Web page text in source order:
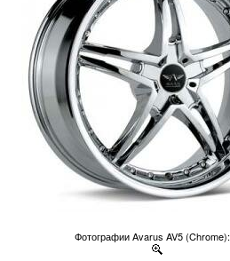
Фотографии Avarus AV5 (Chrome):